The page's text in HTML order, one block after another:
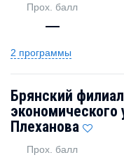
Прох. балл
—
2 программы
Брянский
экономического
Плеханова
Прох. балл